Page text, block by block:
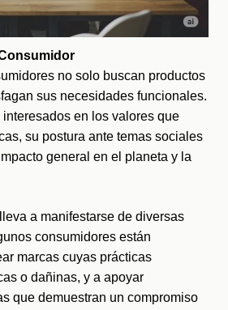
no solo buscan productos
sus necesidades funcionales.
interesados en los valores que
su postura ante temas sociales
general en el planeta y la
a manifestarse de diversas
consumidores están
marcas cuyas prácticas
o dañinas, y a apoyar
que demuestran un compromiso